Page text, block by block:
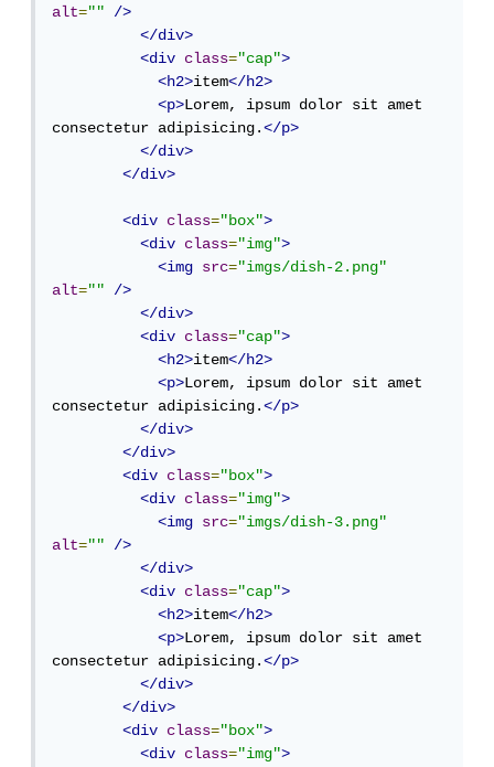
alt=""
/>
</div>
<div
class="cap">
<h2>item</h2>
<p>Lorem, ipsum dolor sit amet
consectetur adipisicing.</p>
</div>
</div>
<div class="box">
<div
class="img">
<img
src="imgs/dish-2.png"
alt=""
/>
</div>
<div
class="cap">
<h2>item</h2>
<p>Lorem, ipsum dolor sit amet
consectetur adipisicing.</p>
</div>
</div>
<div
class="box">
<div
class="img">
<img
src="imgs/dish-3.png"
alt=""
/>
</div>
<div
class="cap">
<h2>item</h2>
<p>Lorem, ipsum dolor sit amet
consectetur adipisicing.</p>
</div>
</div>
<div
class="box">
<div
class="img">